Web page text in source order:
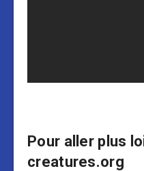
Pour aller plus
creatures.org